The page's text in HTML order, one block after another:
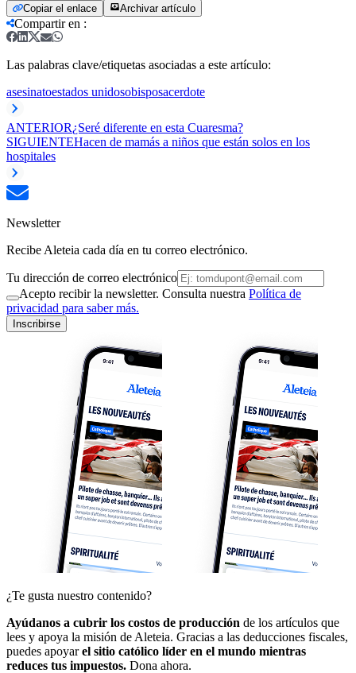
Copiar el enlace Archivar artículo
Compartir en :
Las palabras clave/etiquetas asociadas a este artículo:
asesinatoestados unidosobisposacerdote
ANTERIOR¿Seré diferente en esta Cuaresma?
SIGUIENTEHacen de mamás a niños que están solos en los
hospitales
Newsletter
Recibe Aleteia cada día en tu correo electrónico.
Tu dirección de correo electrónico
Acepto recibir la newsletter. Consulta nuestra Política de
privacidad para saber más.
Inscribirse
¿Te gusta nuestro contenido?
Ayúdanos a cubrir los costos de producción de los artículos que
lees y apoya la misión de Aleteia. Gracias a las deducciones fiscales,
puedes apoyarel sitio católico líder en el mundo mientras
reduces tus impuestos. Dona ahora.